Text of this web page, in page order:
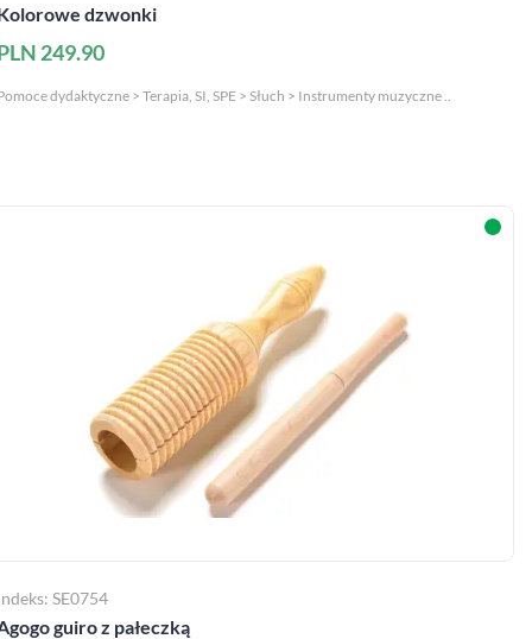
dzwonki
249.90
dydaktyczne > Terapia, SI, SPE > Słuch > Instrumenty muzyczne ..
SE0754
guiro z pałeczką